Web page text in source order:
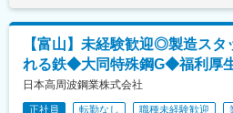
【当社について】
シミックグループの一員として医
（CDMO）を提供する企業です。
生産まで、医薬品の開発・製造に
を提供。静岡県の製剤開発センタ
西根、富山、足利）と海外2拠点
【富山工場について】
■主なサービス内容：
処方成型（処方の最適化）・スケ
討～商用生産・試作～治験薬製造
【富山】未経験歓迎◎製造ス
れる鉄◆大同特殊鋼G◆福利厚
日本高周波鋼業株式会社
正社員 転勤なし 職種未経験歓迎